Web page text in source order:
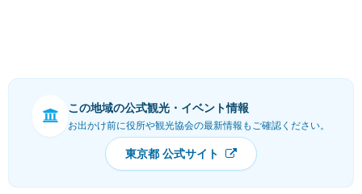
この地域の公式観光・イベント情報
お出かけ前に役所や観光協会の最新情報もご確認ください。
東京都 公式サイト